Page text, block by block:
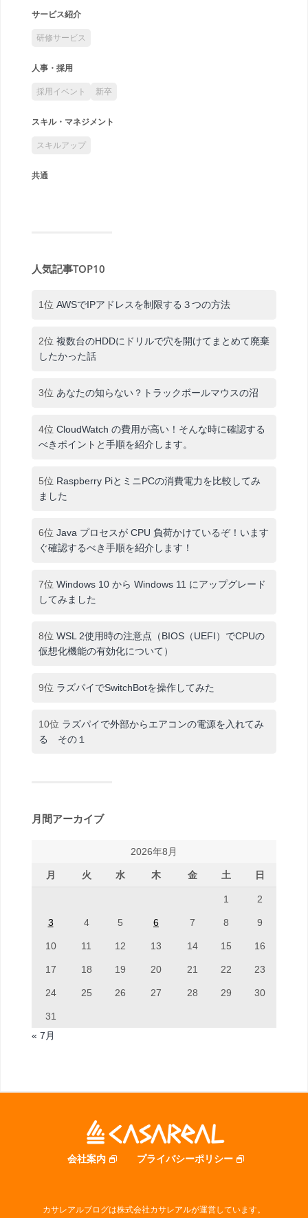
サービス紹介
研修サービス
人事・採用
採用イベント 新卒
スキル・マネジメント
スキルアップ
共通
人気記事TOP10
1位 AWSでIPアドレスを制限する３つの方法
2位 複数台のHDDにドリルで穴を開けてまとめて廃棄
したかった話
3位 あなたの知らない？トラックボールマウスの沼
4位 CloudWatch の費用が高い！そんな時に確認する
べきポイントと手順を紹介します。
5位 Raspberry PiとミニPCの消費電力を比較してみ
ました
6位 Java プロセスが CPU 負荷かけているぞ！います
ぐ確認するべき手順を紹介します！
7位 Windows 10 から Windows 11 にアップグレード
してみました
8位 WSL 2使用時の注意点（BIOS（UEFI）でCPUの
仮想化機能の有効化について）
9位 ラズパイでSwitchBotを操作してみた
10位 ラズパイで外部からエアコンの電源を入れてみ
る その１
月間アーカイブ
2026年8月
月 火 水 木 金 土 日
1 2
3 4 5 6 7 8 9
10 11 12 13 14 15 16
17 18 19 20 21 22 23
24 25 26 27 28 29 30
31
« 7月
会社案内 プライバシーポリシー
カサレアルブログは株式会社カサレアルが運営しています。